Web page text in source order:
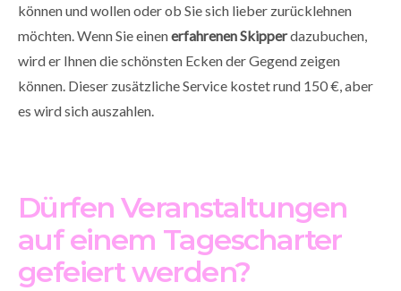
können und wollen oder ob Sie sich lieber zurücklehnen
möchten. Wenn Sie einenerfahrenen Skipperdazubuchen,
wird er Ihnen die schönsten Ecken der Gegend zeigen
können. Dieser zusätzliche Service kostet rund 150 €, aber
es wird sich auszahlen.
Dürfen Veranstaltungen
auf einem Tagescharter
gefeiert werden?